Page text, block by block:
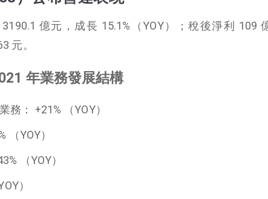
億元，成長 15.1%（YOY）；稅後淨利 109
元。
年業務發展結構
： +21% （YOY）
（YOY）
（YOY）
）